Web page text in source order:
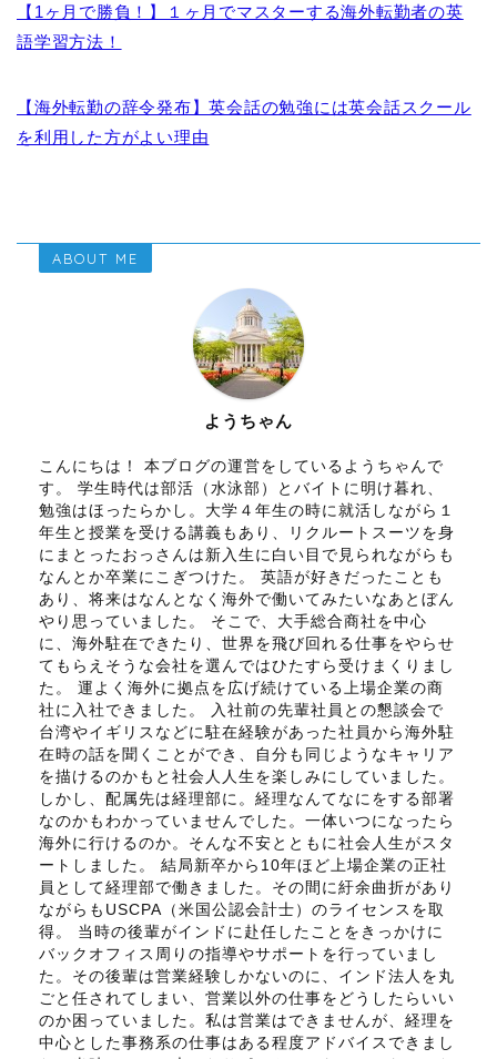
【1ヶ月で勝負！】１ヶ月でマスターする海外転勤者の英
語学習方法！
【海外転勤の辞令発布】英会話の勉強には英会話スクール
を利用した方がよい理由
ABOUT ME
ようちゃん
こんにちは！ 本ブログの運営をしているようちゃんで
す。 学生時代は部活（水泳部）とバイトに明け暮れ、
勉強はほったらかし。大学４年生の時に就活しながら１
年生と授業を受ける講義もあり、リクルートスーツを身
にまとったおっさんは新入生に白い目で見られながらも
なんとか卒業にこぎつけた。 英語が好きだったことも
あり、将来はなんとなく海外で働いてみたいなあとぼん
やり思っていました。 そこで、大手総合商社を中心
に、海外駐在できたり、世界を飛び回れる仕事をやらせ
てもらえそうな会社を選んではひたすら受けまくりまし
た。 運よく海外に拠点を広げ続けている上場企業の商
社に入社できました。 入社前の先輩社員との懇談会で
台湾やイギリスなどに駐在経験があった社員から海外駐
在時の話を聞くことができ、自分も同じようなキャリア
を描けるのかもと社会人人生を楽しみにしていました。
しかし、配属先は経理部に。経理なんてなにをする部署
なのかもわかっていませんでした。一体いつになったら
海外に行けるのか。そんな不安とともに社会人生がスタ
ートしました。 結局新卒から10年ほど上場企業の正社
員として経理部で働きました。その間に紆余曲折があり
ながらもUSCPA（米国公認会計士）のライセンスを取
得。 当時の後輩がインドに赴任したことをきっかけに
バックオフィス周りの指導やサポートを行っていまし
た。その後輩は営業経験しかないのに、インド法人を丸
ごと任されてしまい、営業以外の仕事をどうしたらいい
のか困っていました。私は営業はできませんが、経理を
中心とした事務系の仕事はある程度アドバイスできまし